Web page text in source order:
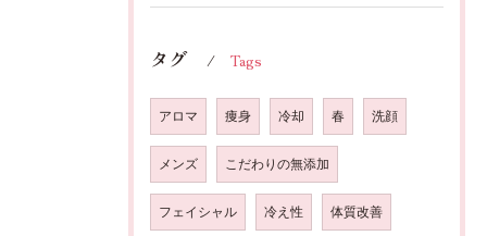
タグ Tags
アロマ 痩身 冷却 春 洗顔
メンズ こだわりの無添加
フェイシャル 冷え性 体質改善